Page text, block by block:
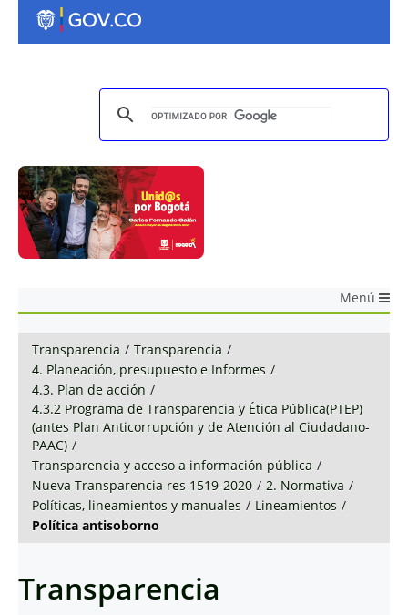
Menú
Transparencia / Transparencia /
4. Planeación, presupuesto e Informes /
4.3. Plan de acción /
4.3.2 Programa de Transparencia y Ética Pública(PTEP)
(antes Plan Anticorrupción y de Atención al Ciudadano-
PAAC) /
Transparencia y acceso a información pública /
Nueva Transparencia res 1519-2020 / 2. Normativa /
Políticas, lineamientos y manuales / Lineamientos /
Política antisoborno
Transparencia